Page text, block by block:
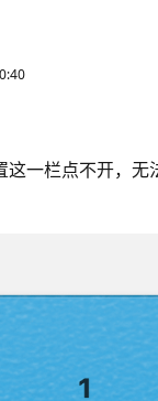
这一栏点不开，无